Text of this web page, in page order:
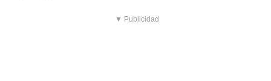
▼ Publicidad